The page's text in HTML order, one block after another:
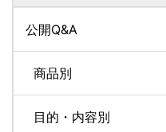
公開Q&A
商品別
目的・内容別